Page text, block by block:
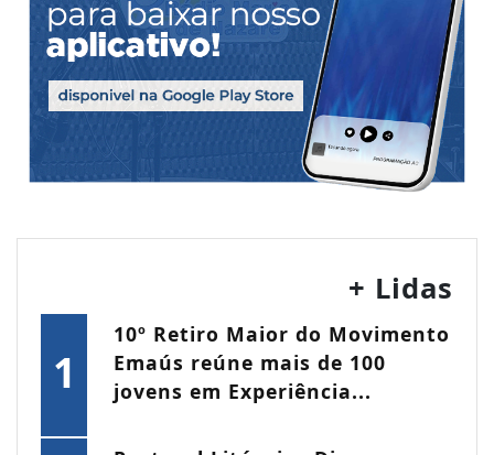
+ Lidas
1
10º Retiro Maior do Movimento
Emaús reúne mais de 100
jovens em Experiência...